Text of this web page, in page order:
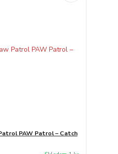
PAW Patrol – Catch